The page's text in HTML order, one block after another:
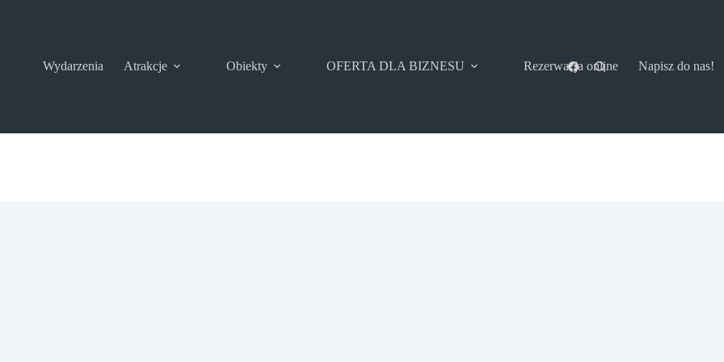
Wydarzenia Atrakcje Obiekty OFERTA DLA BIZNESU Rezerwacja online Napisz do nas!